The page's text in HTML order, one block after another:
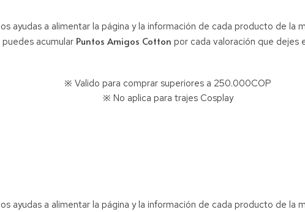
ayudas a alimentar la página y la información de cada producto de la
acumular Puntos Amigos Cotton por cada valoración que dejes
※ Valido para comprar superiores a 250.000COP
※ No aplica para trajes Cosplay
ayudas a alimentar la página y la información de cada producto de la